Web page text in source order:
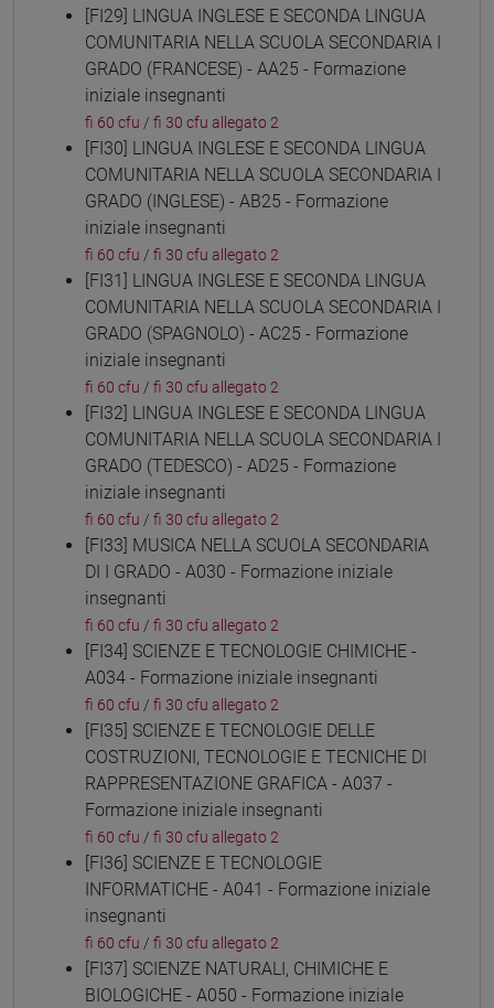
[FI29] LINGUA INGLESE E SECONDA LINGUA
COMUNITARIA NELLA SCUOLA SECONDARIA I
GRADO (FRANCESE) - AA25 - Formazione
iniziale insegnanti
fi 60 cfu / fi 30 cfu allegato 2
[FI30] LINGUA INGLESE E SECONDA LINGUA
COMUNITARIA NELLA SCUOLA SECONDARIA I
GRADO (INGLESE) - AB25 - Formazione
iniziale insegnanti
fi 60 cfu / fi 30 cfu allegato 2
[FI31] LINGUA INGLESE E SECONDA LINGUA
COMUNITARIA NELLA SCUOLA SECONDARIA I
GRADO (SPAGNOLO) - AC25 - Formazione
iniziale insegnanti
fi 60 cfu / fi 30 cfu allegato 2
[FI32] LINGUA INGLESE E SECONDA LINGUA
COMUNITARIA NELLA SCUOLA SECONDARIA I
GRADO (TEDESCO) - AD25 - Formazione
iniziale insegnanti
fi 60 cfu / fi 30 cfu allegato 2
[FI33] MUSICA NELLA SCUOLA SECONDARIA
DI I GRADO - A030 - Formazione iniziale
insegnanti
fi 60 cfu / fi 30 cfu allegato 2
[FI34] SCIENZE E TECNOLOGIE CHIMICHE -
A034 - Formazione iniziale insegnanti
fi 60 cfu / fi 30 cfu allegato 2
[FI35] SCIENZE E TECNOLOGIE DELLE
COSTRUZIONI, TECNOLOGIE E TECNICHE DI
RAPPRESENTAZIONE GRAFICA - A037 -
Formazione iniziale insegnanti
fi 60 cfu / fi 30 cfu allegato 2
[FI36] SCIENZE E TECNOLOGIE
INFORMATICHE - A041 - Formazione iniziale
insegnanti
fi 60 cfu / fi 30 cfu allegato 2
[FI37] SCIENZE NATURALI, CHIMICHE E
BIOLOGICHE - A050 - Formazione iniziale